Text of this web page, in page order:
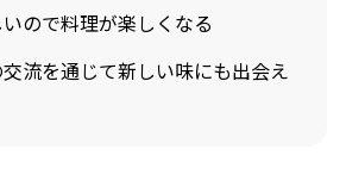
ので料理が楽しくなる
流を通じて新しい味にも出会え